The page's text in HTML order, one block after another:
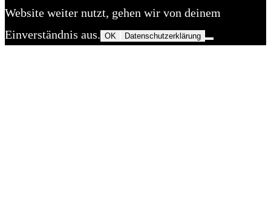
Website weiter nutzt, gehen wir von deinem
Einverständnis aus. OK Datenschutzerklärung